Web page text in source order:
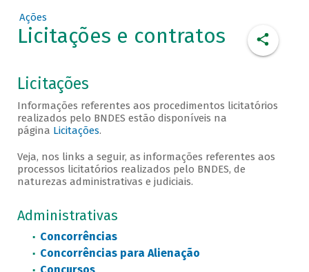
Ações
Licitações e contratos
Licitações
Informações referentes aos procedimentos licitatórios
realizados pelo BNDES estão disponíveis na
página Licitações.
Veja, nos links a seguir, as informações referentes aos
processos licitatórios realizados pelo BNDES, de
naturezas administrativas e judiciais.
Administrativas
Concorrências
Concorrências para Alienação